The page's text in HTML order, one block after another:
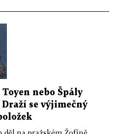
nebo Špály
se výjimečný